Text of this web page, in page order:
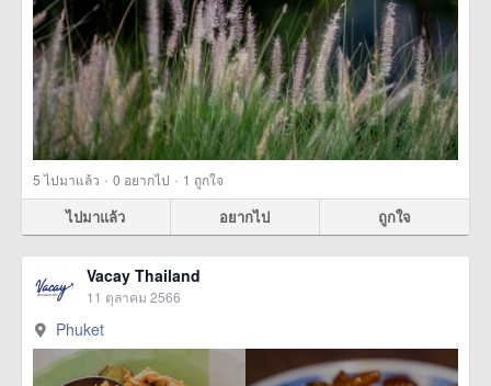
5ไปมาแล้ว · 0 อยากไป · 1 ถูกใจ
ไปมาแล้ว อยากไป ถูกใจ
Vacay Thailand
11 ตุลาคม 2566
Phuket